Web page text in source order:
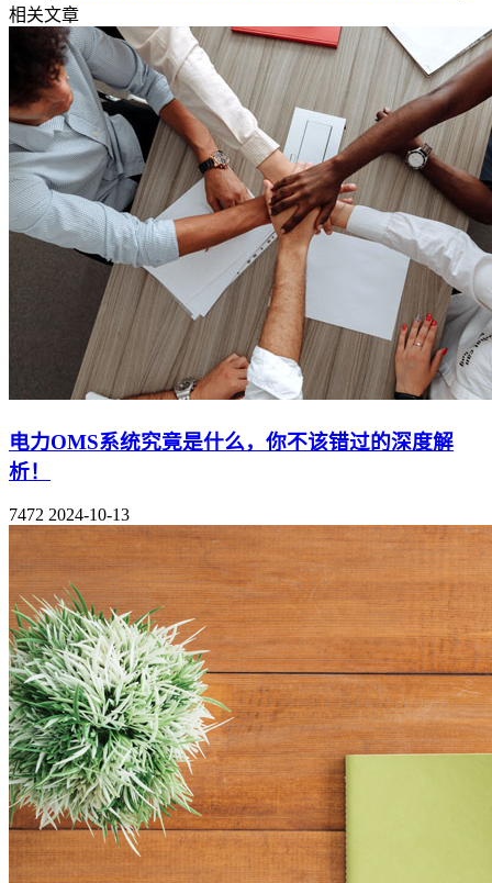
相关文章
电力OMS系统究竟是什么，你不该错过的深度解
析！
7472 2024-10-13